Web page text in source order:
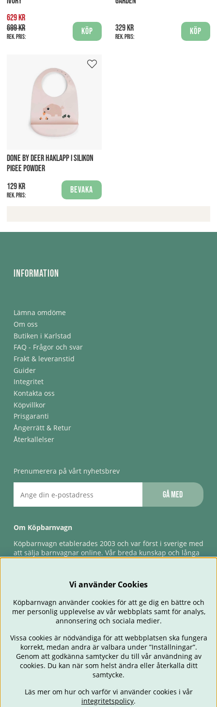
629 kr
699 kr
Rek. pris:
Köp 329 kr
Rek. pris:
Köp
DONE BY DEER HAKLAPP I SILIKON
PIGEE POWDER
129 kr
Rek. pris:
Bevaka
Information
Lämna omdöme
Om oss
Butiken i Karlstad
FAQ - Frågor och svar
Frakt & leveranstid
Guider
Integritet
Kontakta oss
Köpvillkor
Prisgaranti
Ångerrätt & Retur
Återkallelser
Prenumerera på vårt nyhetsbrev
Gå med
Om Köpbarnvagn
Köpbarnvagn etablerades 2003 och var först i sverige med
att sälja barnvagnar online. Vår breda kunskap och långa
förlossningsgaranti & förlängd ångerrätt.
BARNVAGNAR BILSTOLAR BABY ÄTA & MATA
RESA
OUTLET
PRESENTTIPS
Vi använder Cookies
Köpbarnvagn använder cookies för att ge dig en bättre och
mer personlig upplevelse av vår webbplats samt för analys,
annonsering och sociala medier.
Vissa cookies är nödvändiga för att webbplatsen ska fungera
korrekt, medan andra är valbara under ”Inställningar”.
Genom att godkänna samtycker du till vår användning av
cookies. Du kan när som helst ändra eller återkalla ditt
samtycke.
Läs mer om hur och varför vi använder cookies i vår
integritetspolicy.